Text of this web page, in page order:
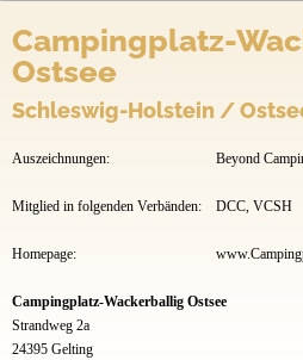
Campingplatz-
Ostsee
Schleswig-Holstein /
Auszeichnungen: Beyond
Mitglied in folgenden Verbänden: DCC, VCSH
Homepage:
Campingplatz-Wackerballig Ostsee
Strandweg 2a
24395 Gelting